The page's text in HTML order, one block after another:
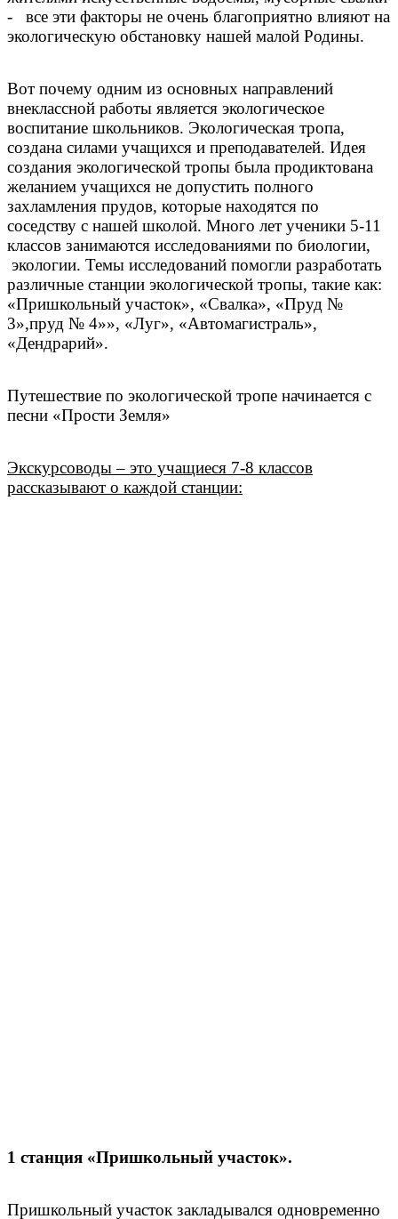
- все эти факторы не очень благоприятно влияют на
экологическую обстановку нашей малой Родины.
Вот почему одним из основных направлений
внеклассной работы является экологическое
воспитание школьников. Экологическая тропа,
создана силами учащихся и преподавателей. Идея
создания экологической тропы была продиктована
желанием учащихся не допустить полного
захламления прудов, которые находятся по
соседству с нашей школой. Много лет ученики 5-11
классов занимаются исследованиями по биологии,
экологии. Темы исследований помогли разработать
различные станции экологической тропы, такие как:
«Пришкольный участок», «Свалка», «Пруд №
3»,пруд № 4»», «Луг», «Автомагистраль»,
«Дендрарий».
Путешествие по экологической тропе начинается с
песни «Прости Земля»
Экскурсоводы – это учащиеся 7-8 классов
рассказывают о каждой станции:
1 станция «Пришкольный участок».
Пришкольный участок закладывался одновременно